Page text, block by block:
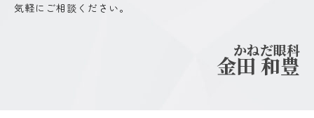
気軽にご相談ください。
かねだ眼科
金田 和豊